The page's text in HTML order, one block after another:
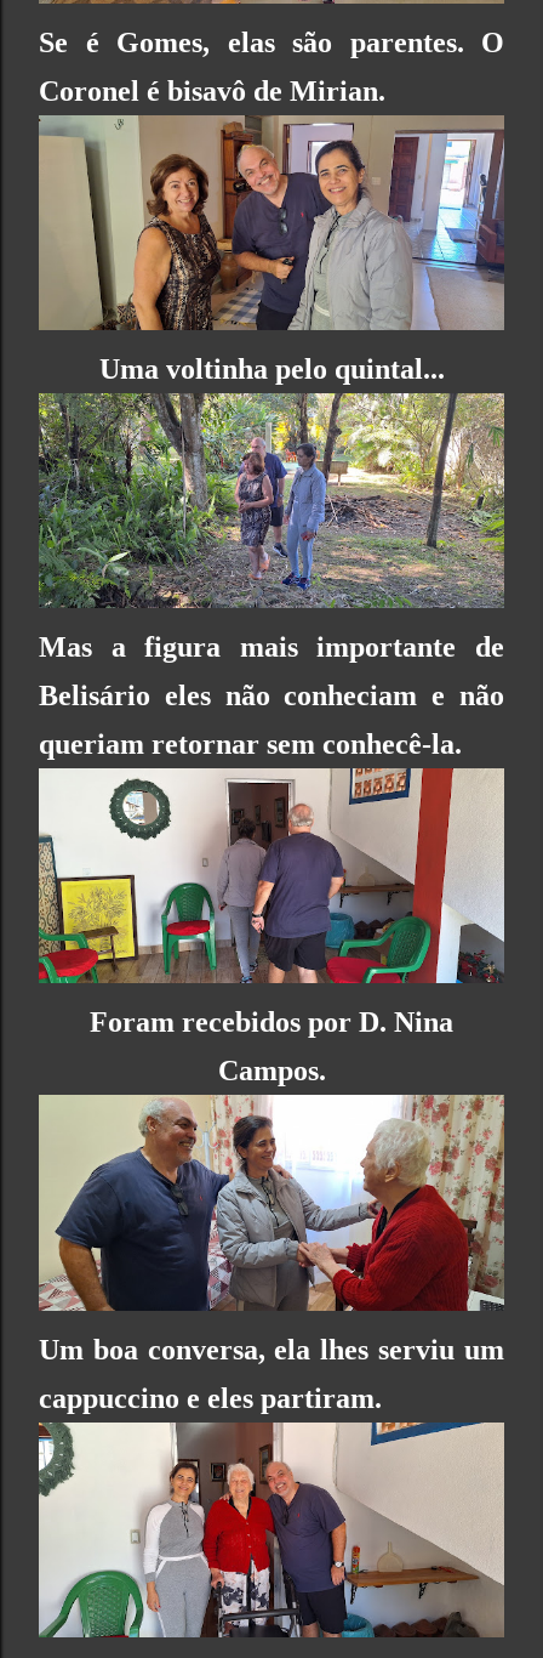
Se é Gomes, elas são parentes. O
Coronel é bisavô de Mirian.
Uma voltinha pelo quintal...
Mas a figura mais importante de
Belisário eles não conheciam e não
queriam retornar sem conhecê-la.
Foram recebidos por D. Nina
Campos.
Um boa conversa, ela lhes serviu um
cappuccino e eles partiram.